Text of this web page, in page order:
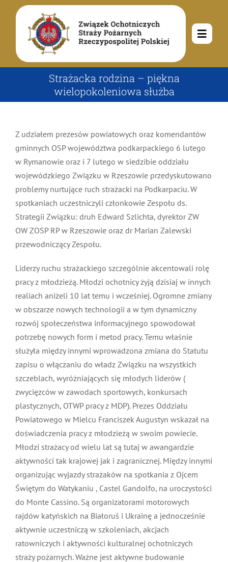
Przejdź
zawartości
Toggle
Rodowód
Władze
Dokumenty
Symbole
Kalendarz wydarzeń
Ogłoszenia
Ochotnicze Straże Pożarne
Działalność
Dzieci i młodzież
MDP i DDP
OTWP
PNWM
Kultura
Orkiestry
Floriany
Historia
Projekty
Kontakt
System OSP
Poradnik
Sklep
100-lecie
Strażacka rodzina – piękna
wielopokoleniowa służba
Z udziałem prezesów powiatowych oraz
komendantów gminnych OSP województwa
podkarpackiego 6 lutego w Rymanowie oraz i 7 lutego
w siedzibie oddziału wojewódzkiego Związku w
Rzeszowie przedyskutowano problemy nurtujące ruch
strażacki na Podkarpaciu. W spotkaniach uczestniczyli
członkowie Zespołu ds. Strategii Związku: druh
Edward Szlichta, dyrektor ZW OW ZOSP RP w
Rzeszowie oraz dr Marian Zalewski przewodniczący
Liderzy ruchu strażackiego szczególnie akcentowali
rolę pracy z młodzieżą. Młodzi ochotnicy żyją dzisiaj w
innych realiach aniżeli 10 lat temu i wcześniej.
Ogromne zmiany w obszarze nowych technologii a w
tym dynamiczny rozwój społeczeństwa informacyjnego
spowodował potrzebę nowych form i metod pracy.
Temu właśnie służyła między innymi wprowadzona
zmiana do Statutu zapisu o włączaniu do władz
Związku na wszystkich szczeblach, wyróżniających się
młodych liderów ( zwycięzców w zawodach
sportowych, konkursach plastycznych, OTWP pracy z
MDP). Prezes Oddziału Powiatowego w Mielcu
Franciszek Augustyn wskazał na doświadczenia pracy z
młodzieżą w swoim powiecie. Młodzi strażacy od
wielu lat są tutaj w awangardzie aktywności tak
krajowej jak i zagranicznej. Między innymi organizując
wyjazdy strażaków na spotkania z Ojcem Świętym do
Watykaniu , Castel Gandolfo, na uroczystości do Monte
Cassino. Są organizatorami motorowych rajdów
katyńskich na Białoruś i Ukrainę a jednocześnie
aktywnie uczestniczą w szkoleniach, akcjach